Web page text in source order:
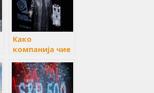
Како
компанија чие
не можете да
го изговорите
сега вреди